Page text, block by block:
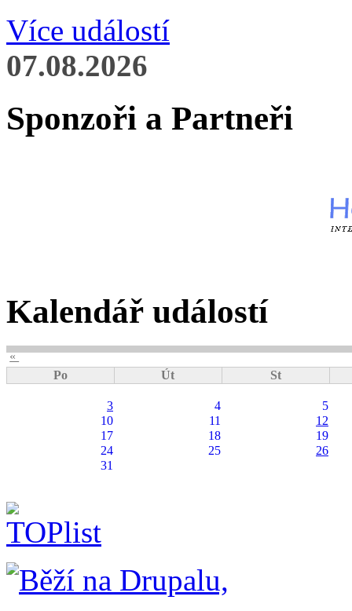
Více událostí
07.08.2026
Sponzoři a Partneři
Kalendář událostí
«
Po
Út St
3 4
5
10
11
12
17
18
19
24
25
26
31